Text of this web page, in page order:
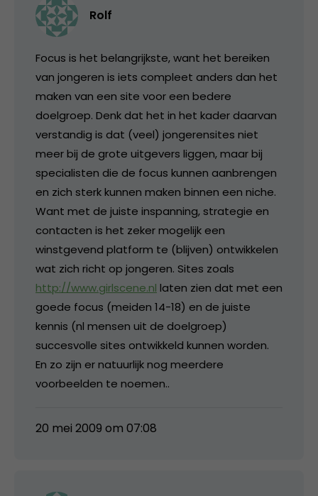
Rolf
Focus is het belangrijkste, want het bereiken
van jongeren is iets compleet anders dan het
maken van een site voor een bedere
doelgroep. Denk dat het in het kader daarvan
verstandig is dat (veel) jongerensites niet
meer bij de grote uitgevers liggen, maar bij
specialisten die de focus kunnen aanbrengen
en zich sterk kunnen maken binnen een niche.
Want met de juiste inspanning, strategie en
contacten is het zeker mogelijk een
winstgevend platform te (blijven) ontwikkelen
wat zich richt op jongeren. Sites zoals
http://www.girlscene.nl laten zien dat met een
goede focus (meiden 14-18) en de juiste
kennis (nl mensen uit de doelgroep)
succesvolle sites ontwikkeld kunnen worden.
En zo zijn er natuurlijk nog meerdere
voorbeelden te noemen..
20 mei 2009 om 07:08